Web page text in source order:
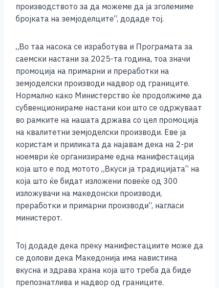
производството за да можеме да ја зголемиме
бројката на земјоделците“, додаде тој.
„Во таа насока се изработува и Програмата за
саемски настани за 2025-та година, тоа значи
промоција на примарни и преработки на
земјоделски производи надвор од границите.
Нормално како Министерство ќе продолжиме да
субвенционираме настани кои што се одржуваат
во рамките на нашата држава со цел промоција
на квалитетни земјоделски производи. Еве ја
користам и приликата да најавам дека на 2-ри
ноември ќе организираме една манифестација
која што е под мотото „Вкуси ја традицијата“ на
која што ќе бидат изложени повеќе од 300
изложувачи на македонски производи,
преработки и примарни производи“, нагласи
министерот.
Тој додаде дека преку манифестациите може да
се долови дека Македонија има навистина
вкусна и здрава храна која што треба да биде
препознатлива и надвор од границите.